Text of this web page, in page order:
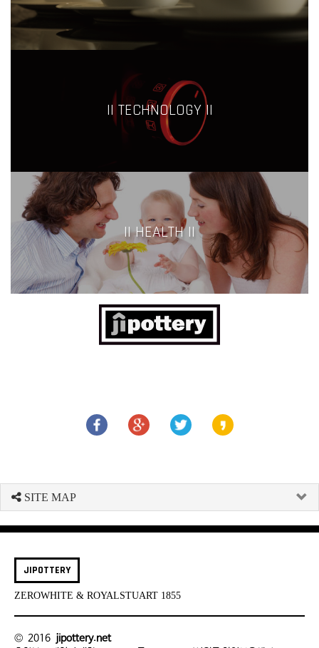
|| TECHNOLOGY ||
|| HEALTH ||
SITE MAP
JIPOTTERY
ZEROWHITE & ROYALSTUART 1855
© 2016 jipottery.net